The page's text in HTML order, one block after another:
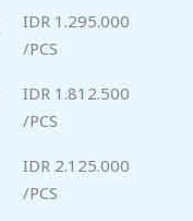
IDR 1.295.000
/PCS
IDR 1.812.500
/PCS
IDR 2.125.000
/PCS